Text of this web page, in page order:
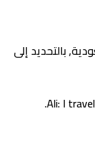
بالتحديد إلى
Ali: I